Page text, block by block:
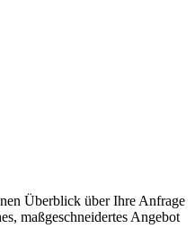
Überblick über Ihre Anfrage
maßgeschneidertes Angebot